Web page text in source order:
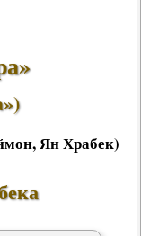
Ян Храбек)